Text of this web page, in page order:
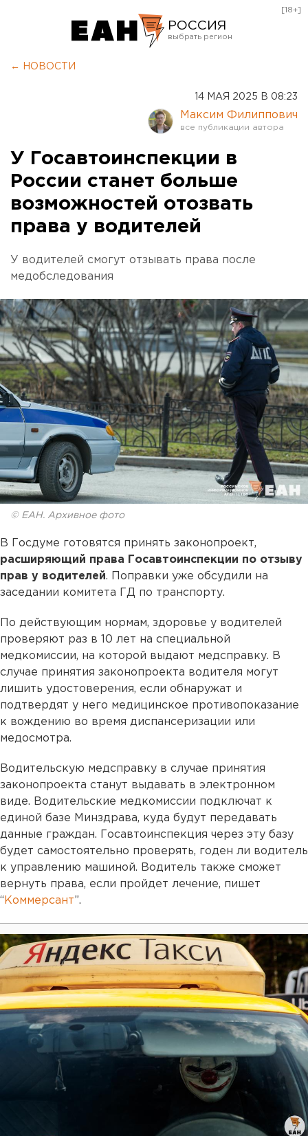
РОССИЯ
Оренбург
[18+]
← НОВОСТИ
14 МАЯ 2025 В 08:23
Максим Филиппович
У Госавтоинспекции в
России станет больше
возможностей отозвать
права у водителей
У водителей смогут отзывать права после
медобследования
© ЕАН. Архивное фото
В Госдуме готовятся принять законопроект,
расширяющий права Госавтоинспекции по отзыву
прав у водителей. Поправки уже обсудили на
заседании комитета ГД по транспорту.
По действующим нормам, здоровье у водителей
проверяют раз в 10 лет на специальной
медкомиссии, на которой выдают медсправку. В
случае принятия законопроекта водителя могут
лишить удостоверения, если обнаружат и
подтвердят у него медицинское противопоказание
к вождению во время диспансеризации или
медосмотра.
Водительскую медсправку в случае принятия
законопроекта станут выдавать в электронном
виде. Водительские медкомиссии подключат к
единой базе Минздрава, куда будут передавать
данные граждан. Госавтоинспекция через эту базу
будет самостоятельно проверять, годен ли водитель
к управлению машиной. Водитель также сможет
вернуть права, если пройдет лечение, пишет
“ Коммерсант”.